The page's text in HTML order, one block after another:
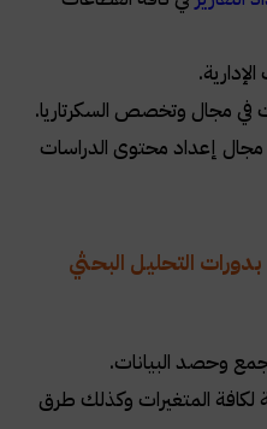
في مجال وتخصص السكرتاريا.
مجال إعداد محتوى الدراسات
التحليل البحثي
وحصد البيانات.
لكافة المتغيرات وكذلك طرق